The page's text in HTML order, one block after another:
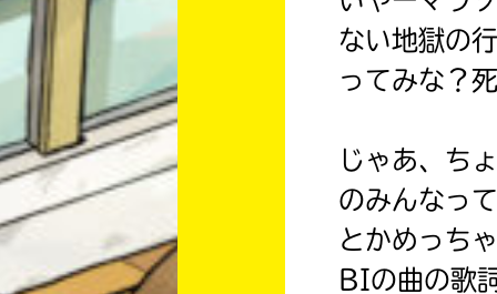
ない地獄の
ってみな？
じゃあ、ち
のみんなっ
とかめっち
BIの曲の歌